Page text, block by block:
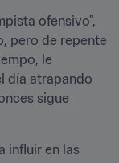
ofensivo",
pero de repente
le
día atrapando
sigue
influir en las